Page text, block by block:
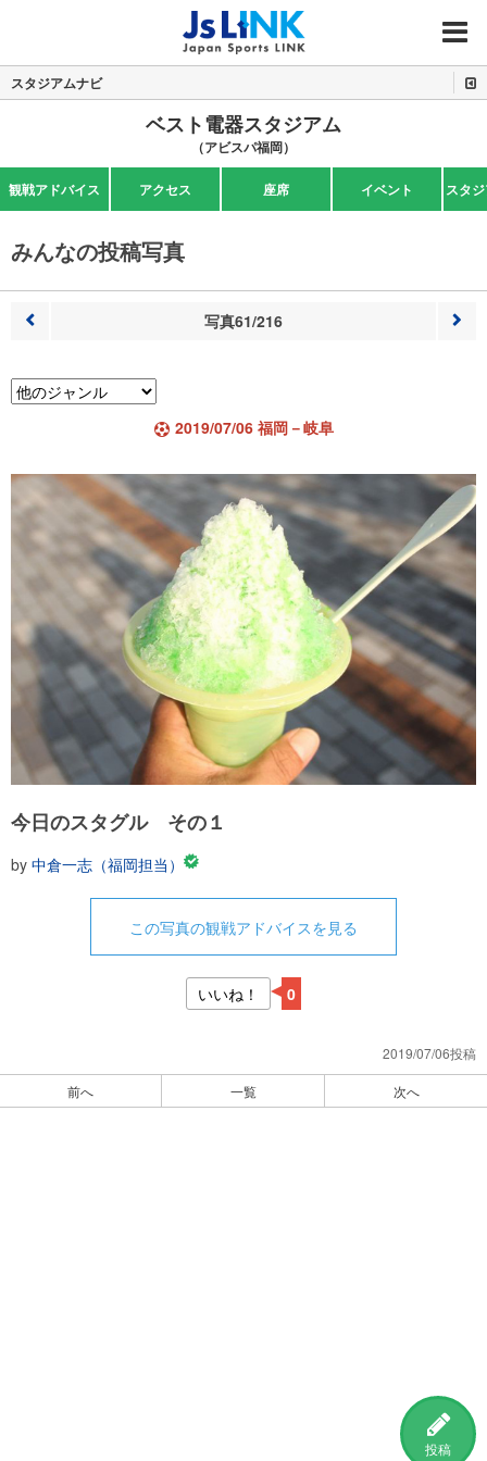
MENU
投稿
スタジアムナビ
ベスト電器スタジアム
（アビスパ福岡）
観戦アドバイス アクセス 座席 イベント スタ
みんなの投稿写真
写真61/216
2019/07/06 福岡－岐阜
今日のスタグル その１
by 中倉一志（福岡担当）
この写真の観戦アドバイスを見る
いいね！ 0
2019/07/06投稿
前へ 一覧 次へ